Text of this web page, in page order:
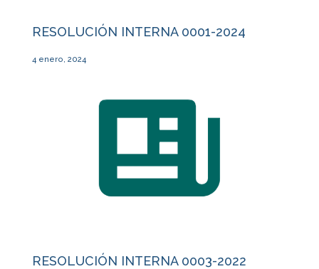
RESOLUCIÓN INTERNA 0001-2024
4 enero, 2024
RESOLUCIÓN INTERNA 0003-2022